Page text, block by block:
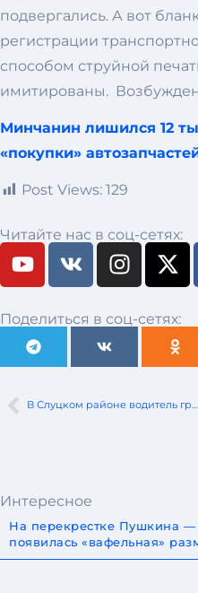
подвергались. А вот
регистрации
способом струйной
имитированы.
Минчанин лишился 12
«покупки»
Post Views: 129
Читайте нас в соц-сетях:
Поделиться в соц-сетях:
В Слуцком районе водитель грузовика врезался в стоящий автобус
Интересное
На перекрестке Пушкина
появилась «вафельная»